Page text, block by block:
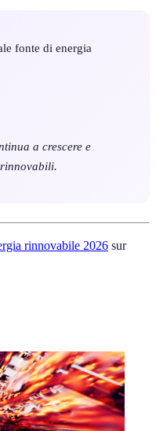
fonte di energia
a crescere e
rinnovabile 2026 sur